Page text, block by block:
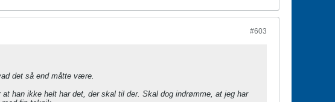
#603
det så end måtte være.
han ikke helt har det, der skal til der. Skal dog indrømme, at jeg har